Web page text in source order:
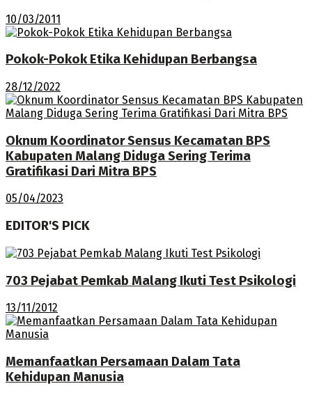
10/03/2011
Pokok-Pokok Etika Kehidupan Berbangsa
28/12/2022
Oknum Koordinator Sensus Kecamatan BPS
Kabupaten Malang Diduga Sering Terima
Gratifikasi Dari Mitra BPS
05/04/2023
EDITOR'S PICK
703 Pejabat Pemkab Malang Ikuti Test Psikologi
13/11/2012
Memanfaatkan Persamaan Dalam Tata
Kehidupan Manusia